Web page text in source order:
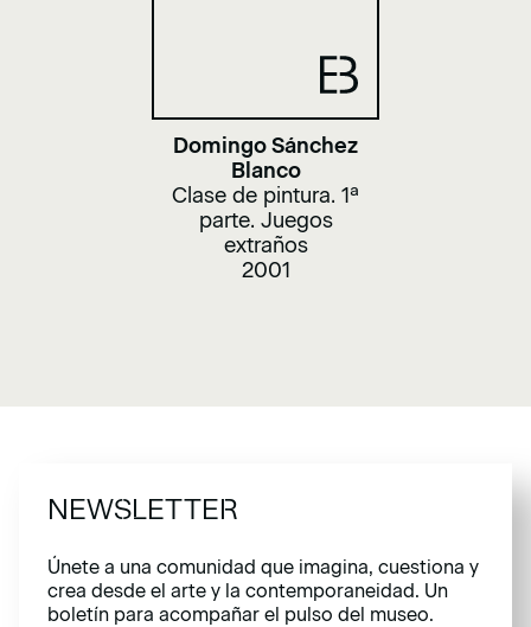
Domingo Sánchez
Blanco
Clase de pintura. 1ª
parte. Juegos
extraños
2001
NEWSLETTER
Únete a una comunidad que imagina, cuestiona y
crea desde el arte y la contemporaneidad. Un
boletín para acompañar el pulso del museo.